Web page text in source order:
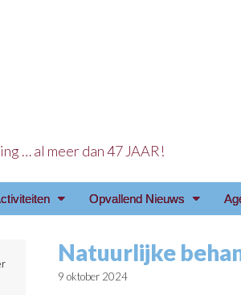
… al meer dan 47 JAAR!
Opvallend Nieuws
Natuurlijke
9 oktober 2024